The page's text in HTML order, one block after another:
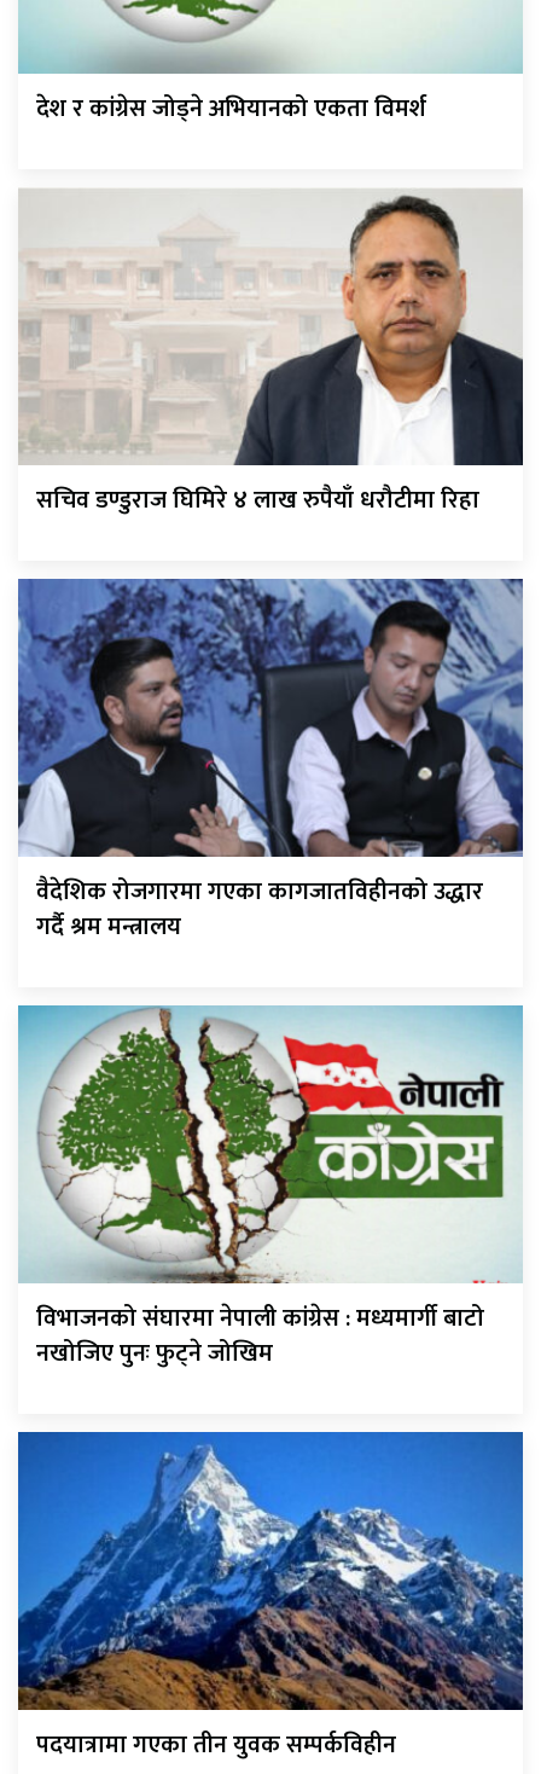
देश र कांग्रेस जोड्ने अभियानको एकता विमर्श
सचिव डण्डुराज घिमिरे ४ लाख रुपैयाँ धरौटीमा रिहा
वैदेशिक रोजगारमा गएका कागजातविहीनको उद्धार
गर्दै श्रम मन्त्रालय
विभाजनको संघारमा नेपाली कांग्रेस : मध्यमार्गी बाटो
नखोजिए पुनः फुट्ने जोखिम
पदयात्रामा गएका तीन युवक सम्पर्कविहीन